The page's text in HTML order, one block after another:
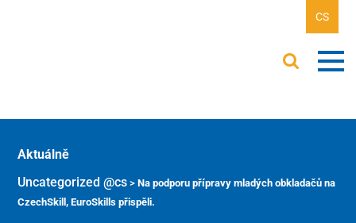
CS
Aktuálně
Uncategorized @cs >Na podporu přípravy mladých obkladačů na
CzechSkill, EuroSkills přispěli.